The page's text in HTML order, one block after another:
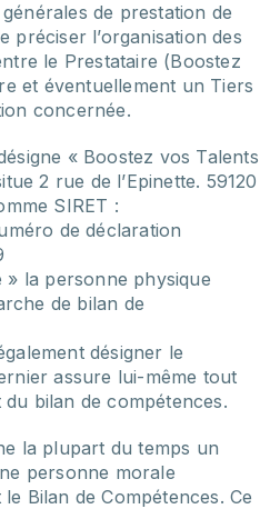
de prestation de
préciser l’organisation des
le Prestataire (Boostez
et éventuellement un Tiers
concernée.
« Boostez vos Talents
2 rue de l’Epinette. 59120
SIRET :
de déclaration
» la personne physique
de bilan de
désigner le
assure lui-même tout
bilan de compétences.
la plupart du temps un
personne morale
Bilan de Compétences. Ce